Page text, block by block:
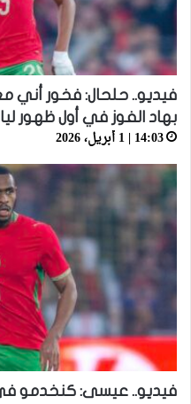
فيديو.. حلحال: فخور أني
بهاد الفوز في أول ظهور
14:03 | 1 أبريل، 2026
فيديو.. عيسى: كنخدمو في